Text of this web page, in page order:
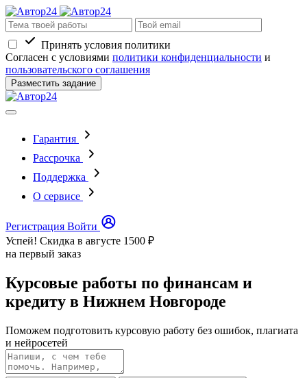
Принять условия политики
Согласен с условиями политики конфиденциальности и
пользовательского соглашения
Разместить задание
Гарантия
Рассрочка
Поддержка
О сервисе
Регистрация Войти
Успей! Скидка в августе 1500 ₽
на первый заказ
Курсовые работы по финансам и
кредиту в Нижнем Новгороде
Поможем подготовить курсовую работу без ошибок, плагиата
и нейросетей